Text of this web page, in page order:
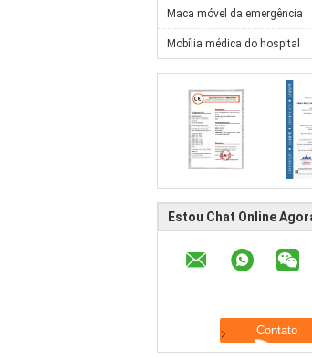
Maca móvel da emergência
Mobília médica do hospital
Estou Chat Online